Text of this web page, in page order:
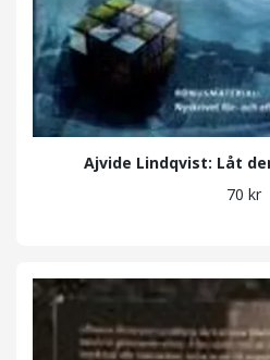
Ajvide Lindqvist: Låt
70 kr